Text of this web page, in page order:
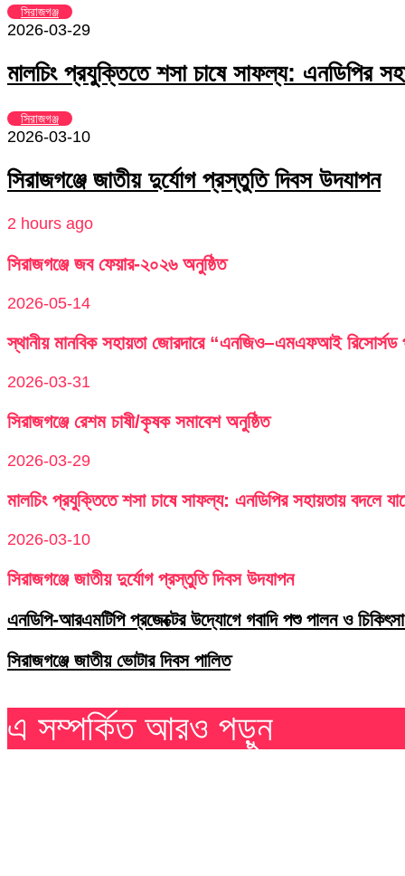
সিরাজগঞ্জ
2026-03-29
মালচিং প্রযুক্তিতে শসা চাষে সাফল্য: এনডিপির
সিরাজগঞ্জ
2026-03-10
সিরাজগঞ্জে জাতীয় দুর্যোগ প্রস্তুতি দিবস উদযাপন
2 hours ago
সিরাজগঞ্জে জব ফেয়ার-২০২৬ অনুষ্ঠিত
2026-05-14
স্থানীয় মানবিক সহায়তা জোরদারে “এনজিও–এমএফআই
2026-03-31
সিরাজগঞ্জে রেশম চাষী/কৃষক সমাবেশ অনুষ্ঠিত
2026-03-29
মালচিং প্রযুক্তিতে শসা চাষে সাফল্য: এনডিপির সহায়তায় বদলে
2026-03-10
সিরাজগঞ্জে জাতীয় দুর্যোগ প্রস্তুতি দিবস উদযাপন
এনডিপি-আরএমটিপি প্রজেক্টের উদ্যোগে গবাদি পশু পালন ও
সিরাজগঞ্জে জাতীয় ভোটার দিবস পালিত
এ সম্পর্কিত আরও পড়ুন